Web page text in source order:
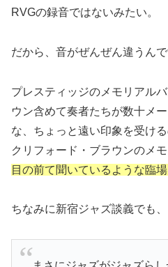
RVGの録音ではないみたい。
だから、音がぜんぜん違うんで
プレスティッジのメモリアル
ウン含めて奏者たちが数十メ
な、ちょっと遠い印象を受け
クリフォード・ブラウンのメ
目の前て聞いているような臨
ちなみに新宿ジャズ談義でも、